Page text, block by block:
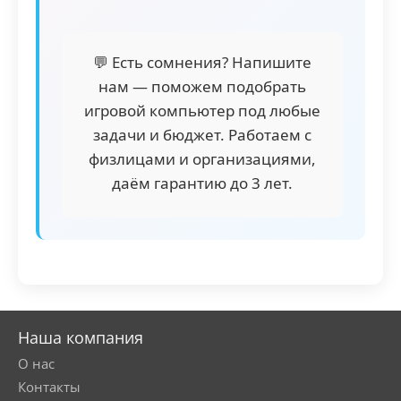
💬 Есть сомнения? Напишите
нам — поможем подобрать
игровой компьютер под любые
задачи и бюджет. Работаем с
физлицами и организациями,
даём гарантию до 3 лет.
Наша компания
О нас
Контакты